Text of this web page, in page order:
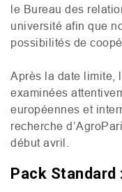
le Bureau des
université afin que
possibilités de
Après la date limite,
examinées
européennes et
recherche
début avril.
Pack Standard